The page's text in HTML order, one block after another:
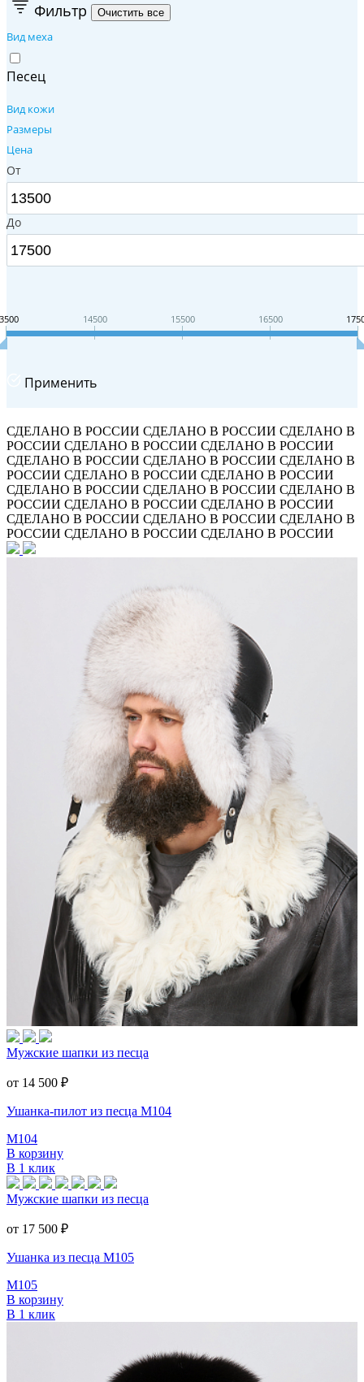
Фильтр
Вид меха
Песец
Вид кожи
Размеры
Цена
От
До
14500 15500 16500
Применить
СДЕЛАНО В РОССИИ СДЕЛАНО В РОССИИ СДЕЛАНО В
РОССИИ СДЕЛАНО В РОССИИ СДЕЛАНО В РОССИИ
СДЕЛАНО В РОССИИ СДЕЛАНО В РОССИИ СДЕЛАНО В
РОССИИ СДЕЛАНО В РОССИИ СДЕЛАНО В РОССИИ
СДЕЛАНО В РОССИИ СДЕЛАНО В РОССИИ СДЕЛАНО В
РОССИИ СДЕЛАНО В РОССИИ СДЕЛАНО В РОССИИ
СДЕЛАНО В РОССИИ СДЕЛАНО В РОССИИ СДЕЛАНО В
РОССИИ СДЕЛАНО В РОССИИ СДЕЛАНО В РОССИИ
Мужские шапки из песца
от 14 500 ₽
Ушанка-пилот из песца M104
M104
В корзину
В 1 клик
Мужские шапки из песца
от 17 500 ₽
Ушанка из песца M105
M105
В корзину
В 1 клик